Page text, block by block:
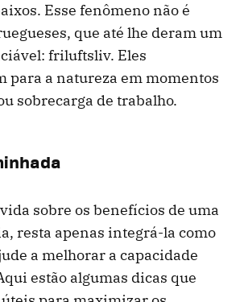
Esse fenômeno não é
que até lhe deram um
friluftsliv. Eles
para a natureza em momentos
sobrecarga de trabalho.
sobre os benefícios de uma
resta apenas integrá-la como
a melhorar a capacidade
estão algumas dicas que